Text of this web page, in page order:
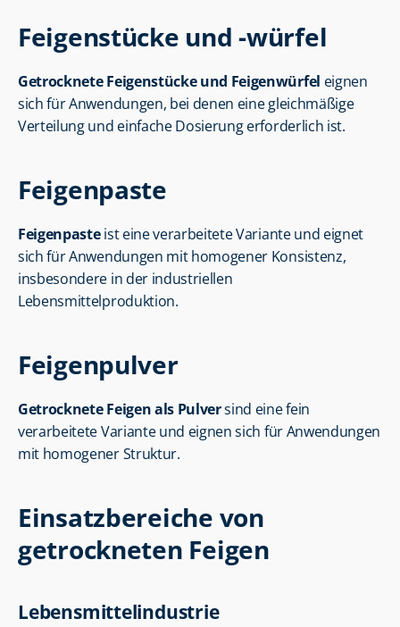
Feigenstücke und -würfel
Getrocknete Feigenstücke und Feigenwürfel eignen
sich für Anwendungen, bei denen eine gleichmäßige
Verteilung und einfache Dosierung erforderlich ist.
Feigenpaste
Feigenpaste ist eine verarbeitete Variante und eignet
sich für Anwendungen mit homogener Konsistenz,
insbesondere in der industriellen
Lebensmittelproduktion.
Feigenpulver
Getrocknete Feigen als Pulver sind eine fein
verarbeitete Variante und eignen sich für Anwendungen
mit homogener Struktur.
Einsatzbereiche von
getrockneten Feigen
Lebensmittelindustrie